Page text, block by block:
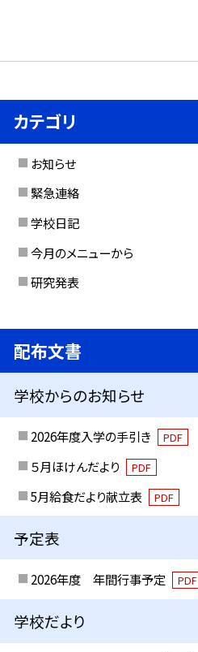
カテゴリ
お知らせ
緊急連絡
学校日記
今月のメニューから
研究発表
配布文書
学校からのお知らせ
2026年度入学の手引き PDF
５月ほけんだより PDF
5月給食だより献立表 PDF
予定表
2026年度 年間行事予定 PDF
学校だより